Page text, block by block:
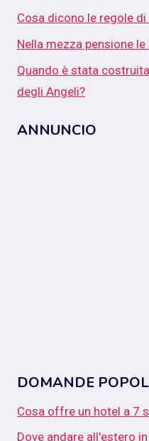
Cosa dicono le regole di
Nella mezza pensione
Quando è stata
degli Angeli?
ANNUNCIO
DOMANDE
Cosa offre un hotel a 7
Dove andare all'estero